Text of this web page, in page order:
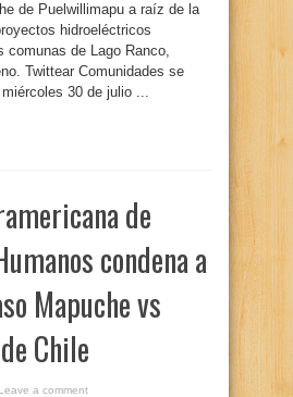
de Puelwillimapu a raíz de la
hidroeléctricos
comunas de Lago Ranco,
Twittear Comunidades se
30 de julio ...
de
condena a
Mapuche vs
Chile
Leave a comment